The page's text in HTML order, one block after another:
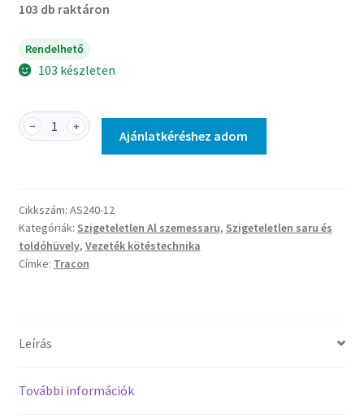
103 db raktáron
Rendelhető
103 készleten
AS240-
12
alumínium
szemes
csősaru
mennyiség
− +
Ajánlatkéréshez adom
Cikkszám: AS240-12
Kategóriák: Szigeteletlen Al szemessaru, Szigeteletlen saru és
toldóhüvely, Vezeték kötéstechnika
Címke: Tracon
Leírás
További információk